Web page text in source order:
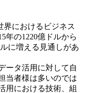
界におけるビジネス
年の1220億ドルから
に増える見通しがあ
ータ活用に対して自
当者様は多いのでは
用における技術、組